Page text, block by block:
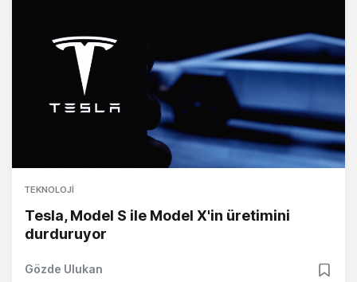
TEKNOLOJI
Tesla, Model S ile Model X'in üretimini
durduruyor
Gözde Ulukan